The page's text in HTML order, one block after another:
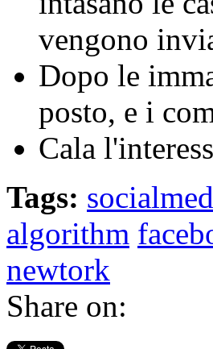
vengono
Dopo le
posto, e i
Cala
Tags:
algorithm
newtork
Share on: